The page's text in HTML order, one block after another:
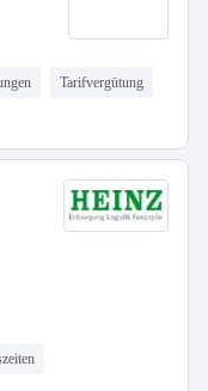
Tarifvergütung